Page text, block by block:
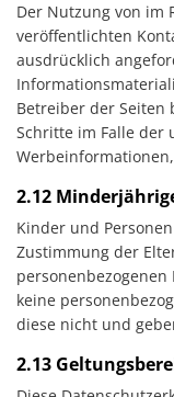
Der Nutzung von im
veröffentlichten
ausdrücklich
Betreiber der Seiten
Schritte im Falle der
2.12
Kinder und
Zustimmung der
keine
diese nicht und
2.13